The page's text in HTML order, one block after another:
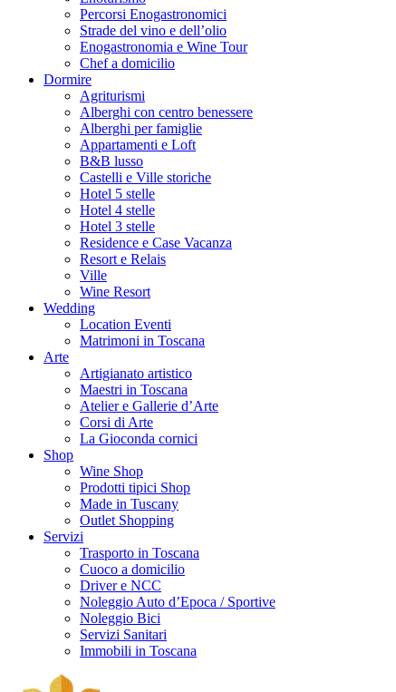
Percorsi Enogastronomici
Strade del vino e dell’olio
Enogastronomia e Wine Tour
Chef a domicilio
Dormire
Agriturismi
Alberghi con centro benessere
Alberghi per famiglie
Appartamenti e Loft
B&B lusso
Castelli e Ville storiche
Hotel 5 stelle
Hotel 4 stelle
Hotel 3 stelle
Residence e Case Vacanza
Resort e Relais
Ville
Wine Resort
Wedding
Location Eventi
Matrimoni in Toscana
Arte
Artigianato artistico
Maestri in Toscana
Atelier e Gallerie d’Arte
Corsi di Arte
La Gioconda cornici
Shop
Wine Shop
Prodotti tipici Shop
Made in Tuscany
Outlet Shopping
Servizi
Trasporto in Toscana
Cuoco a domicilio
Driver e NCC
Noleggio Auto d’Epoca / Sportive
Noleggio Bici
Servizi Sanitari
Immobili in Toscana